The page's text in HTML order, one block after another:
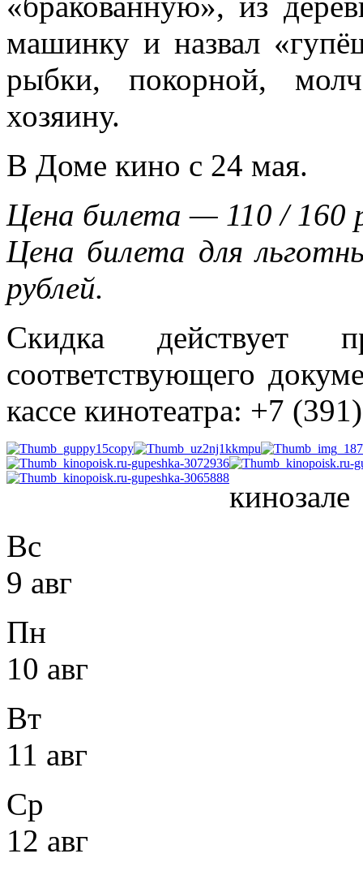
машинку и назвал
рыбки, покорной,
хозяину.
В Доме кино с 24 мая.
Цена билета — 110 / 160
Цена билета для
рублей.
Скидка действует
соответствующего
кассе кинотеатра: +7
кинозале
Вс
9 авг
Пн
10 авг
Вт
11 авг
Ср
12 авг